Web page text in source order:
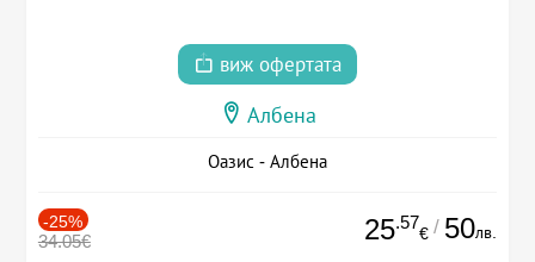
виж офертата
Албена
Оазис - Албена
-25%
34.05€ 25.57
€ / 50лв.